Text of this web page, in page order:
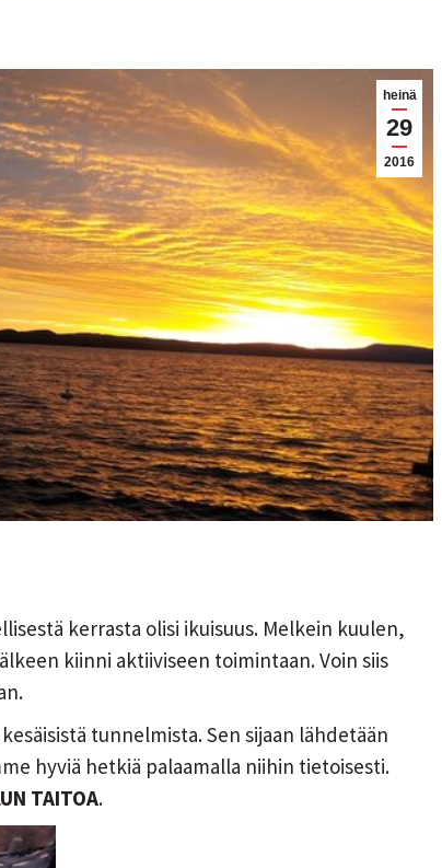
heinä
29
2016
kerrasta olisi ikuisuus. Melkein kuulen,
kiinni aktiiviseen toimintaan. Voin siis
tunnelmista. Sen sijaan lähdetään
hyviä hetkiä palaamalla niihin tietoisesti.
TAITOA.